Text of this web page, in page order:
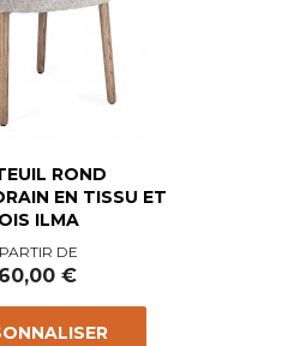
ROND
EN TISSU ET
ILMA
PrixDE
€